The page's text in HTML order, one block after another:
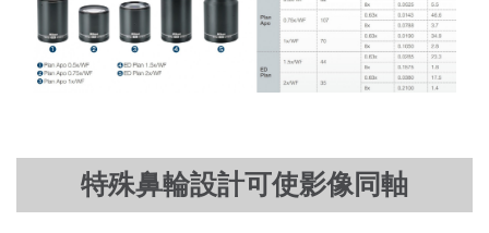
特殊鼻輪設計可使影像同軸